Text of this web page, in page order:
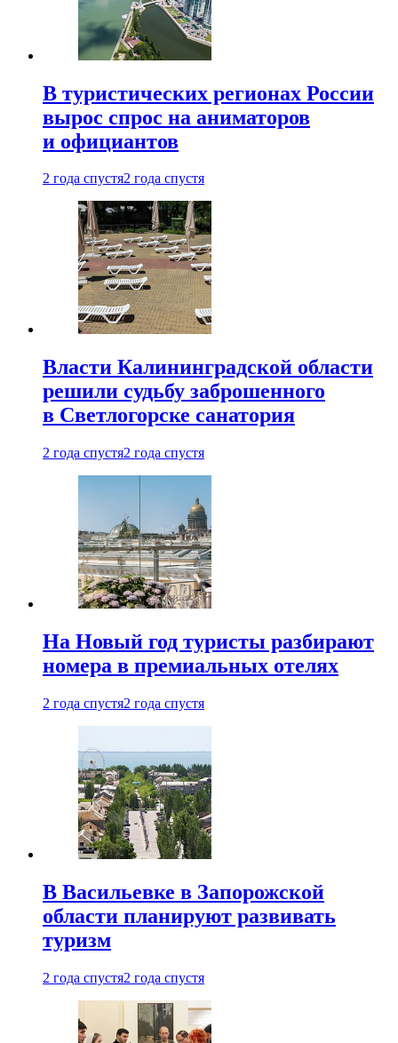
В туристических регионах России
вырос спрос на аниматоров
и официантов
2 года спустя2 года спустя
Власти Калининградской области
решили судьбу заброшенного
в Светлогорске санатория
2 года спустя2 года спустя
На Новый год туристы разбирают
номера в премиальных отелях
2 года спустя2 года спустя
В Васильевке в Запорожской
области планируют развивать
туризм
2 года спустя2 года спустя